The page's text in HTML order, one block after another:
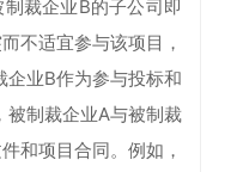
裁企业B的子公司即
不适宜参与该项目，
业B作为参与投标和
被制裁企业A与被制裁
和项目合同。例如，